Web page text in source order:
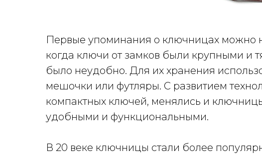
Первые упоминания о ключницах можно
когда ключи от замков были крупными и
было неудобно. Для их хранения
мешочки или футляры. С развитием
компактных ключей, менялись и
удобными и функциональными.
В 20 веке ключницы стали более